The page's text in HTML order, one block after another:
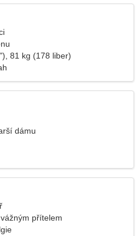
81 kg (178 liber)
dámu
přítelem